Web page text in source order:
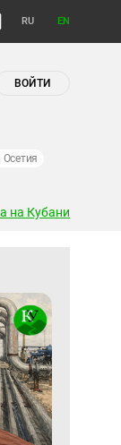
RU EN
ВОЙТИ
на Кубани